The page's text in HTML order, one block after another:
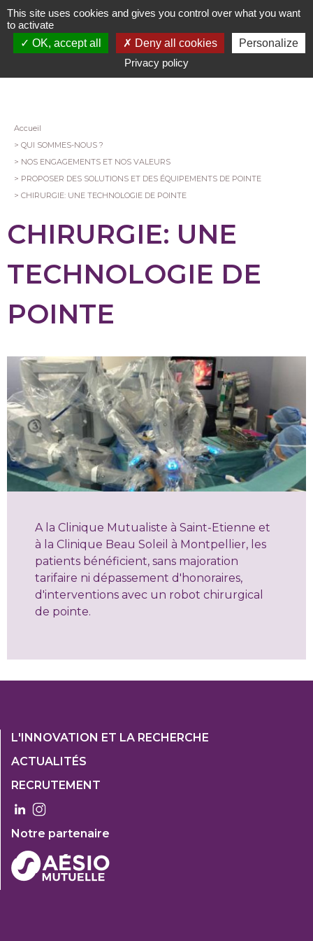
Aller
au
contenu
Fil
d'Ariane
Accueil
QUI SOMMES-NOUS ?
NOS ENGAGEMENTS ET NOS VALEURS
PROPOSER DES SOLUTIONS ET DES ÉQUIPEMENTS DE POINTE
CHIRURGIE: UNE TECHNOLOGIE DE POINTE
CHIRURGIE: UNE
TECHNOLOGIE DE
POINTE
A la Clinique Mutualiste à Saint-Etienne et
à la Clinique Beau Soleil à Montpellier, les
patients bénéficient, sans majoration
tarifaire ni dépassement d'honoraires,
d'interventions avec un robot chirurgical
de pointe.
Footer
1
Col
3
L'INNOVATION ET LA RECHERCHE
ACTUALITÉS
RECRUTEMENT
Notre partenaire
This site uses cookies and gives you control over what you want
to activate
OK, accept all
Deny all cookies
Personalize
Privacy policy